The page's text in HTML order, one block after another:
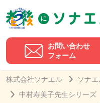
お問い合わせ
フォーム
株式会社ソナエル
ソナ
中村寿美子先生シリーズ